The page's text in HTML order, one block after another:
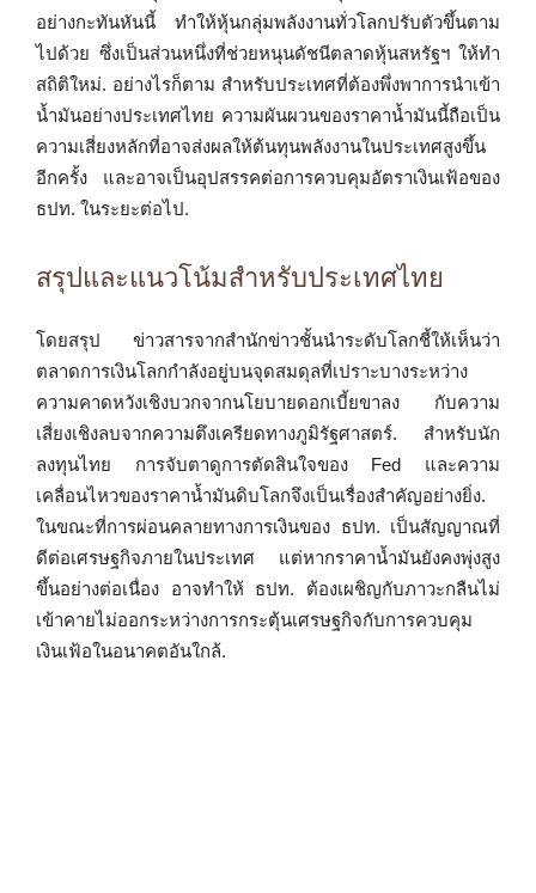
อย่างกะทันหันนี้ ทำให้หุ้นกลุ่มพลังงานทั่วโลกปรับตัวขึ้นตาม
ไปด้วย ซึ่งเป็นส่วนหนึ่งที่ช่วยหนุนดัชนีตลาดหุ้นสหรัฐฯ ให้ทำ
สถิติใหม่. อย่างไรก็ตาม สำหรับประเทศที่ต้องพึ่งพาการนำเข้า
น้ำมันอย่างประเทศไทย ความผันผวนของราคาน้ำมันนี้ถือเป็น
ความเสี่ยงหลักที่อาจส่งผลให้ต้นทุนพลังงานในประเทศสูงขึ้น
อีกครั้ง และอาจเป็นอุปสรรคต่อการควบคุมอัตราเงินเฟ้อของ
ธปท. ในระยะต่อไป.
สรุปและแนวโน้มสำหรับประเทศไทย
โดยสรุป ข่าวสารจากสำนักข่าวชั้นนำระดับโลกชี้ให้เห็นว่า
ตลาดการเงินโลกกำลังอยู่บนจุดสมดุลที่เปราะบางระหว่าง
ความคาดหวังเชิงบวกจากนโยบายดอกเบี้ยขาลง กับความ
เสี่ยงเชิงลบจากความตึงเครียดทางภูมิรัฐศาสตร์. สำหรับนัก
ลงทุนไทย การจับตาดูการตัดสินใจของ Fed และความ
เคลื่อนไหวของราคาน้ำมันดิบโลกจึงเป็นเรื่องสำคัญอย่างยิ่ง.
ในขณะที่การผ่อนคลายทางการเงินของ ธปท. เป็นสัญญาณที่
ดีต่อเศรษฐกิจภายในประเทศ แต่หากราคาน้ำมันยังคงพุ่งสูง
ขึ้นอย่างต่อเนื่อง อาจทำให้ ธปท. ต้องเผชิญกับภาวะกลืนไม่
เข้าคายไม่ออกระหว่างการกระตุ้นเศรษฐกิจกับการควบคุม
เงินเฟ้อในอนาคตอันใกล้.